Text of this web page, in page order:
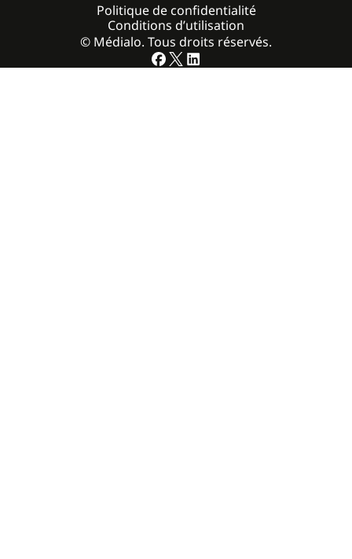
© Médialo. Tous droits réservés.
Politique de confidentialité
Conditions d’utilisation